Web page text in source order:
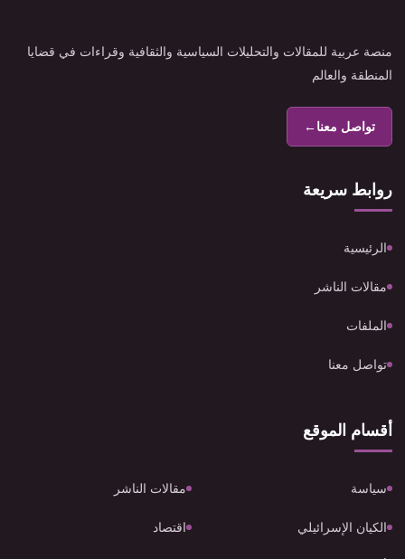
منصة عربية للمقالات والتحليلات السياسية والثقافية وقراءات في قضايا
المنطقة والعالم
تواصل معنا←
روابط سريعة
الرئيسية
مقالات الناشر
الملفات
تواصل معنا
أقسام الموقع
سياسة مقالات الناشر
الكيان الإسرائيلي اقتصاد